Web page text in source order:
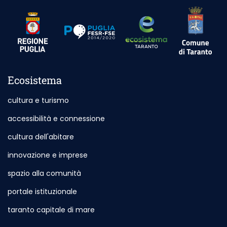
Sito esterno - Apertura in nuova scheda
Sito esterno - Apertura in nuova scheda
Sito
Ecosistema
cultura e turismo
accessibilità e connessione
cultura dell'abitare
innovazione e imprese
spazio alla comunità
portale istituzionale
taranto capitale di mare